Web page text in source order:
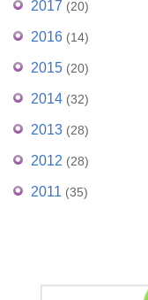
2017 (20)
2016 (14)
2015 (20)
2014 (32)
2013 (28)
2012 (28)
2011 (35)